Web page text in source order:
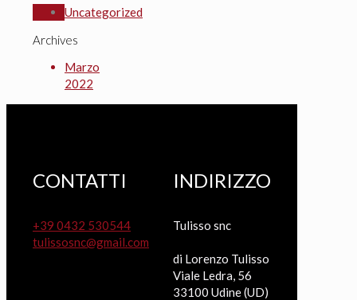
Uncategorized
Archives
Marzo
2022
CONTATTI
+39 0432 530544
tulissosnc@gmail.com
INDIRIZZO
Tulisso snc
di Lorenzo Tulisso
Viale Ledra, 56
33100 Udine (UD)